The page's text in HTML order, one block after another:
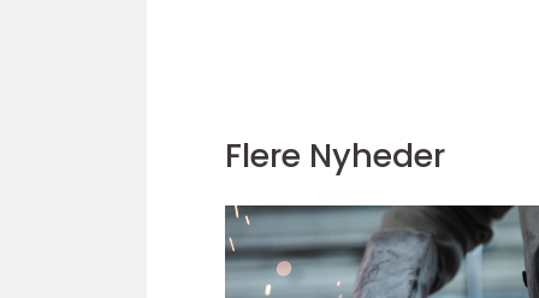
Flere Nyheder